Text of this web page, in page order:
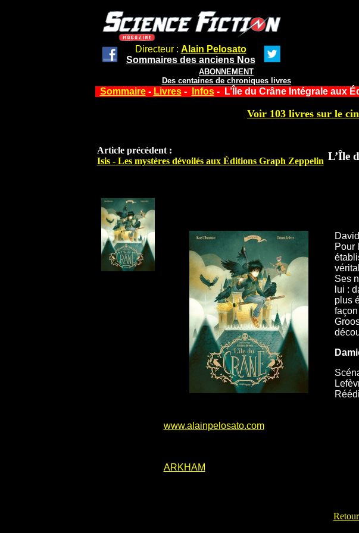
Directeur : Alain Pelosato
Sommaires des anciens Nos
ABONNEMENT
Des centaines de chroniques livres
Sommaire- Livres- Infos- L’Île du Crâne Intégrale aux
Voir 103 livres sur le
Article précédent :
Isis - Les mystères dévoilés aux Éditions Graph Zeppelin L’Île
Pour
Ses
lui :
plus
www.alainpelosato.com
ARKHAM